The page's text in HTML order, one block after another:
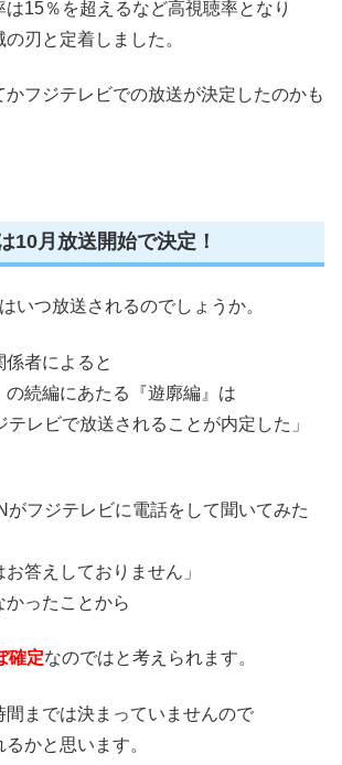
は15％を超えるなど高視聴率となり
刃と定着しました。
かフジテレビでの放送が決定したのかも
10月放送開始で決定！
いつ放送されるのでしょうか。
者によると
の続編にあたる『遊廓編』は
レビで放送されることが内定した」
がフジテレビに電話をして聞いてみた
お答えしておりません」
かったことから
確定なのではと考えられます。
間までは決まっていませんので
かと思います。